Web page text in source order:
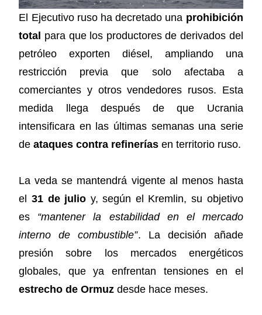
El Ejecutivo ruso ha decretado una prohibición
total para que los productores de derivados del
petróleo exporten diésel, ampliando una
restricción previa que solo afectaba a
comerciantes y otros vendedores rusos. Esta
medida llega después de que Ucrania
intensificara en las últimas semanas una serie
deataques contra refinerías en territorio ruso.
La veda se mantendrá vigente al menos hasta
el31 de julio y, según el Kremlin, su objetivo
es “mantener la estabilidad en el mercado
interno de combustible”. La decisión añade
presión sobre los mercados energéticos
globales, que ya enfrentan tensiones en el
estrecho de Ormuz desde hace meses.